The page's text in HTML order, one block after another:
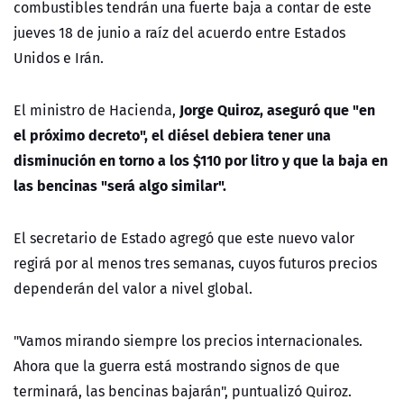
combustibles tendrán una fuerte baja a contar de este
jueves 18 de junio a raíz del acuerdo entre Estados
Unidos e Irán.
El ministro de Hacienda, Jorge Quiroz, aseguró que"en
el próximo decreto", el diésel debiera tener una
disminución en torno a los $110 por litro y que la baja en
las bencinas "será algo similar".
El secretario de Estado agregó que este nuevo valor
regirá por al menos tres semanas, cuyos futuros precios
dependerán del valor a nivel global.
"Vamos mirando siempre los precios internacionales.
Ahora que la guerra está mostrando signos de que
terminará, las bencinas bajarán", puntualizó Quiroz.